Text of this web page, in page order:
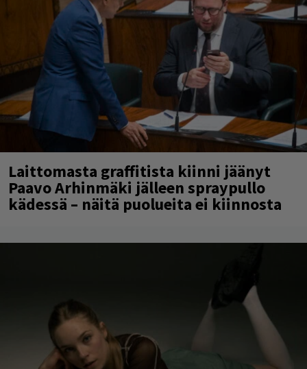
Laittomasta graffitista kiinni jäänyt
Paavo Arhinmäki jälleen spraypullo
kädessä – näitä puolueita ei kiinnosta